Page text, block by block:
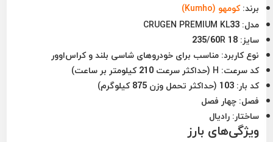
برند: کومهو (Kumho)
مدل: CRUGEN PREMIUM KL33
سایز: 235/60R 18
نوع کاربرد: مناسب برای خودروهای شاسی بلند و کراس‌اوور
کد سرعت:
کد بار: 103 (حداکثر تحمل وزن 875 کیلوگرم)
فصل: چهار فصل
ساختار: رادیال
ویژگی‌های بارز